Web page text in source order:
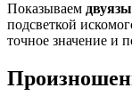
Показываем
подсветкой
точное значение и